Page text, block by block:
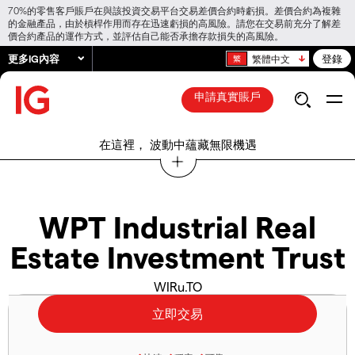
70%的零售客戶賬戶在與該投資交易平台交易差價合約時虧損。差價合約為複雜
的金融產品，由於槓桿作用而存在迅速虧損的高風險。請您在交易前充分了解差
價合約產品的運作方式，並評估自己能否承擔存款損失的高風險。
更多IG內容 繁體中文 登錄
申請真實賬戶
在這裡， 波動中蘊藏無限機遇
WPT Industrial Real
Estate Investment Trust
WIRu.TO